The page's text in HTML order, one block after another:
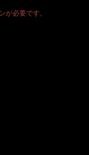
が必要です。